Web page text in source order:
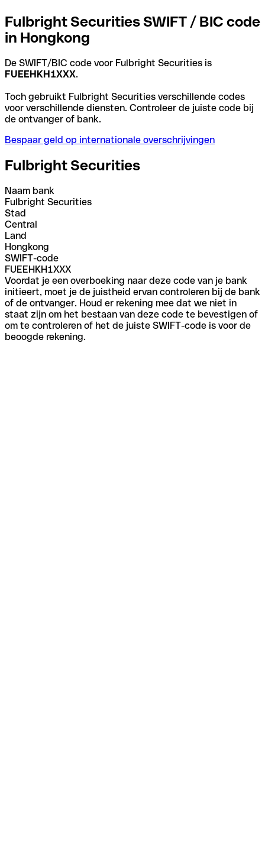
Fulbright Securities SWIFT / BIC code
in Hongkong
De SWIFT/BIC code voor Fulbright Securities is
FUEEHKH1XXX.
Toch gebruikt Fulbright Securities verschillende codes
voor verschillende diensten. Controleer de juiste code bij
de ontvanger of bank.
Bespaar geld op internationale overschrijvingen
Fulbright Securities
Naam bank
Fulbright Securities
Stad
Central
Land
Hongkong
SWIFT-code
FUEEHKH1XXX
Voordat je een overboeking naar deze code van je bank
initieert, moet je de juistheid ervan controleren bij de bank
of de ontvanger. Houd er rekening mee dat we niet in
staat zijn om het bestaan van deze code te bevestigen of
om te controleren of het de juiste SWIFT-code is voor de
beoogde rekening.